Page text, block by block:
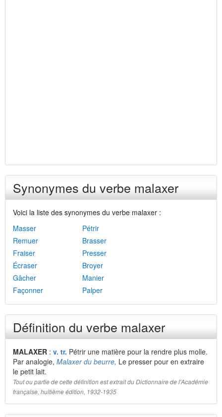
Synonymes du verbe malaxer
Voici la liste des synonymes du verbe malaxer :
Masser
Pétrir
Remuer
Brasser
Fraiser
Presser
Écraser
Broyer
Gâcher
Manier
Façonner
Palper
Définition du verbe malaxer
MALAXER : v. tr. Pétrir une matière pour la rendre plus molle.
Par analogie, Malaxer du beurre, Le presser pour en extraire
le petit lait.
Tout ou partie de cette définition est extrait du Dictionnaire de l'Académie
française, huitième édition, 1932-1935